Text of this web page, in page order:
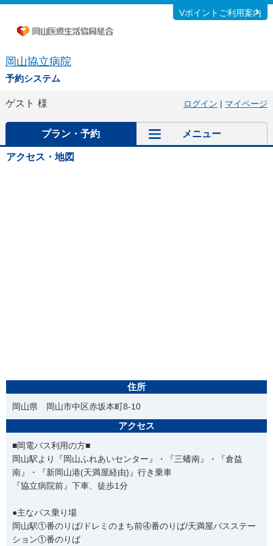
岡山協立病院
予約システム
Vポイントご利用案内
ゲスト 様 ログイン | マイページ
プラン・予約 メニュー
アクセス・地図
住所
岡山県 岡山市中区赤坂本町8-10
アクセス
■岡電バス利用の方■
岡山駅より『岡山ふれあいセンター』・『三蟠南』・『倉益
南』・『新岡山港(天満屋経由)』行き乗車
『協立病院前』下車、徒歩1分
●主なバス乗り場
岡山駅①番のりば/ドレミのまち前④番のりば/天満屋バスステー
ション①番のりば